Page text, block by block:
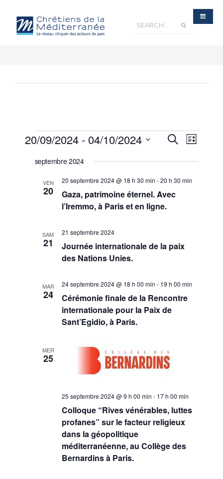
Recherche
et
navigation
Recherche
de
Liste
20/09/2024 - 04/10/2024
uneseptembre 2024
VEN
20
Gaza, patrimoine éternel. Avec
l’Iremmo, à Paris et en ligne.
20 septembre 2024 @ 18 h 30 min -20 h 30 min
SAM
21
Journée internationale de la paix
des Nations Unies.
21 septembre 2024
MAR
24
Cérémonie finale de la Rencontre
internationale pour la Paix de
Sant’Egidio, à Paris.
24 septembre 2024 @ 18 h 00 min - 19 h 00 min
MER
25
Colloque “Rives vénérables, luttes
profanes” sur le facteur religieux
dans la géopolitique
méditerranéenne, au Collège des
Bernardins à Paris.
25 septembre 2024 @ 9 h 00 min - 17 h 00 min